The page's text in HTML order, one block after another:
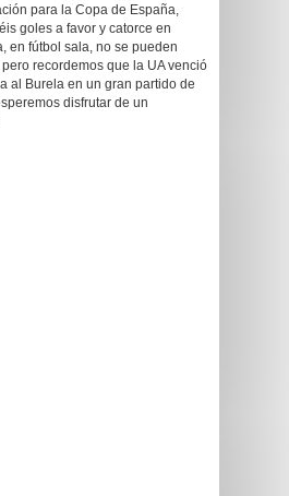
para la Copa de España,
goles a favor y catorce en
en fútbol sala, no se pueden
recordemos que la UA venció
al Burela en un gran partido de
disfrutar de un